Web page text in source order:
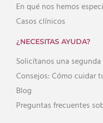
En qué nos hemos
Casos clínicos
¿NECESITAS AYUDA?
Solicítanos una
Consejos: Cómo cuidar
Blog
Preguntas frecuentes